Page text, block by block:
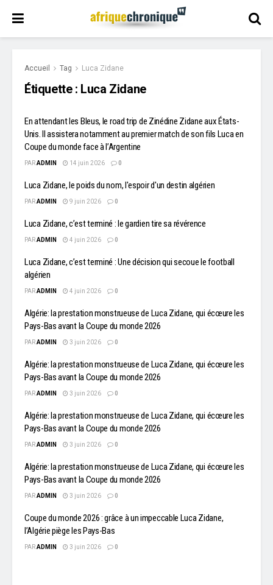
Accueil Tag Luca Zidane
Étiquette : Luca Zidane
En attendant les Bleus, le road trip de Zinédine Zidane aux États-
Unis. Il assistera notamment au premier match de son fils Luca en
Coupe du monde face à l’Argentine
PARADMIN 14 juin 2026 0
Luca Zidane, le poids du nom, l'espoir d'un destin algérien
PARADMIN 9 juin 2026 0
Luca Zidane, c’est terminé : le gardien tire sa révérence
PARADMIN 4 juin 2026 0
Luca Zidane, c’est terminé : Une décision qui secoue le football
algérien
PARADMIN 4 juin 2026 0
Algérie: la prestation monstrueuse de Luca Zidane, qui écœure les
Pays-Bas avant la Coupe du monde 2026
PARADMIN 3 juin 2026 0
Algérie: la prestation monstrueuse de Luca Zidane, qui écœure les
Pays-Bas avant la Coupe du monde 2026
PARADMIN 3 juin 2026 0
Algérie: la prestation monstrueuse de Luca Zidane, qui écœure les
Pays-Bas avant la Coupe du monde 2026
PARADMIN 3 juin 2026 0
Algérie: la prestation monstrueuse de Luca Zidane, qui écœure les
Pays-Bas avant la Coupe du monde 2026
PARADMIN 3 juin 2026 0
Coupe du monde 2026 : grâce à un impeccable Luca Zidane,
l’Algérie piège les Pays-Bas
PARADMIN 3 juin 2026 0